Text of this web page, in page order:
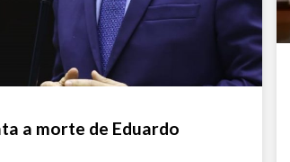
a morte de Eduardo